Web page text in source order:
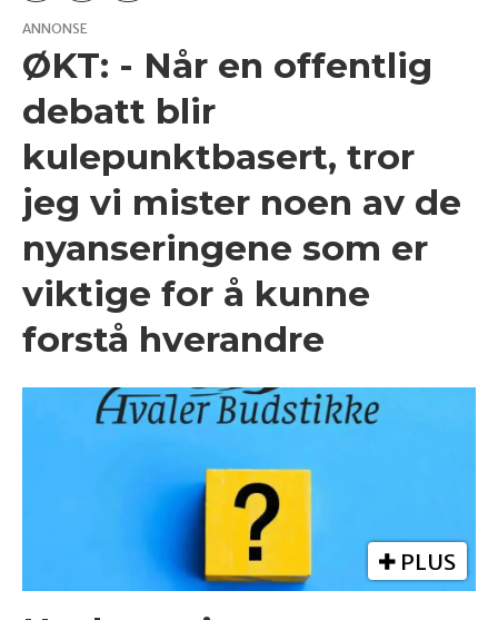
ANNONSE
ØKT: - Når en offentlig
debatt blir
kulepunktbasert, tror
jeg vi mister noen av de
nyanseringene som er
viktige for å kunne
forstå hverandre
PLUS